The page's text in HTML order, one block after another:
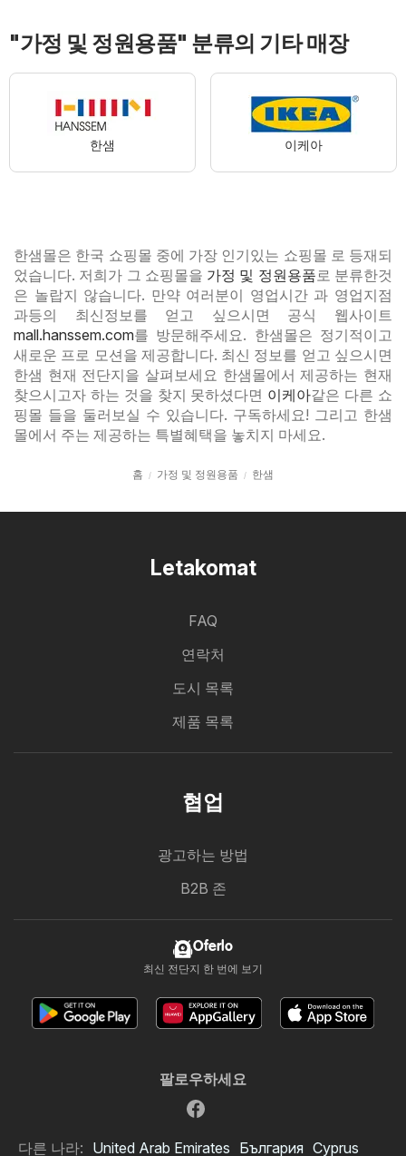
"가정 및 정원용품" 분류의 기타 매장
한샘 이케아
한샘몰은 한국 쇼핑몰 중에 가장 인기있는 쇼핑몰 로 등재되
었습니다. 저희가 그 쇼핑몰을 가정 및 정원용품 로 분류한것
은 놀랍지 않습니다. 만약 여러분이 영업시간 과 영업지점
과등의 최신정보를 얻고 싶으시면 공식 웹사이트
mall.hanssem.com를 방문해주세요. 한샘몰은 정기적이고
새로운 프로 모션을 제공합니다. 최신 정보를 얻고 싶으시면
한샘 현재 전단지을 살펴보세요 한샘몰에서 제공하는 현재
찾으시고자 하는 것을 찾지 못하셨다면 이케아같은 다른 쇼
핑몰 들을 둘러보실 수 있습니다. 구독하세요! 그리고 한샘
몰에서 주는 제공하는 특별혜택을 놓치지 마세요.
홈 가정 및 정원용품 한샘
Letakomat
FAQ
연락처
도시 목록
제품 목록
협업
광고하는 방법
B2B 존
Oferlo
최신 전단지 한 번에 보기
팔로우하세요
다른 나라: United Arab Emirates България Cyprus